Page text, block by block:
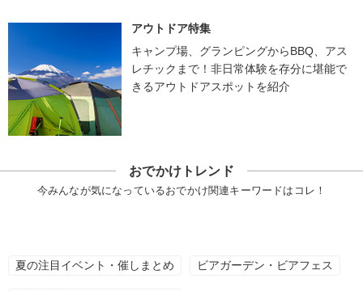
アウトドア特集
キャンプ場、グランピングからBBQ、アス
レチックまで！非日常体験を存分に堪能で
きるアウトドアスポットを紹介
おでかけトレンド
今みんなが気になっているおでかけ関連キーワードはコレ！
夏の注目イベント・催しまとめ ビアガーデン・ビアフェス